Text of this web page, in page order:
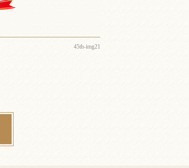
45th-img21